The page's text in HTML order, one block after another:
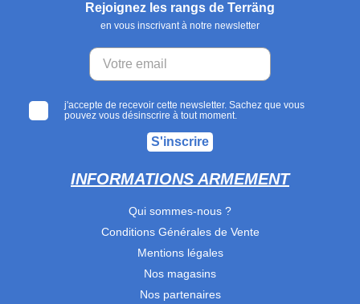
Rejoignez les rangs de Terräng
en vous inscrivant à notre newsletter
j'accepte de recevoir cette newsletter. Sachez que vous
pouvez vous désinscrire à tout moment.
S'inscrire
INFORMATIONS ARMEMENT
Qui sommes-nous ?
Conditions Générales de Vente
Mentions légales
Nos magasins
Nos partenaires